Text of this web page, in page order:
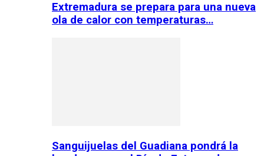
Extremadura se prepara para una nueva
ola de calor con temperaturas…
Sanguijuelas del Guadiana pondrá la